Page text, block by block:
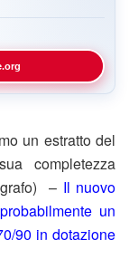
un estratto del
completezza
– Il nuovo
un
90 in dotazione